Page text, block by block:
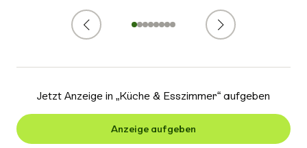
Zurück Weiter
1 2 3 4 5 6 7
Jetzt Anzeige in „Küche & Esszimmer“ aufgeben
Anzeige aufgeben